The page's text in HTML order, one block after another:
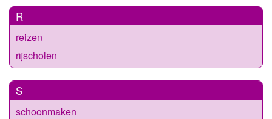
R
reizen
rijscholen
S
schoonmaken